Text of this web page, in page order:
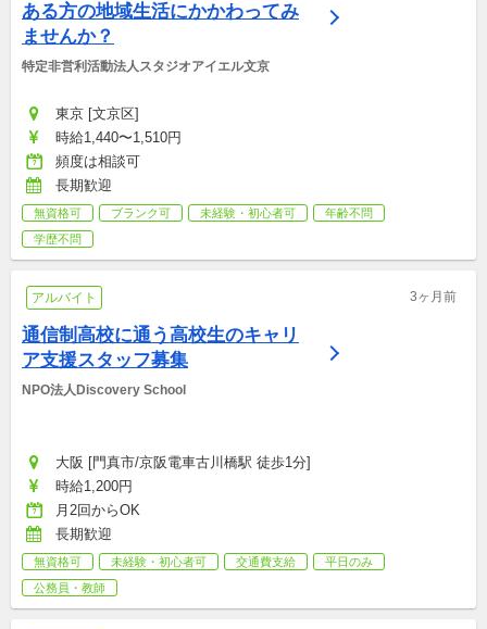
ある方の地域生活にかかわってみ
ませんか？
特定非営利活動法人スタジオアイエル文京
東京 [文京区]
時給1,440〜1,510円
頻度は相談可
長期歓迎
無資格可 ブランク可 未経験・初心者可
年齢不問
学歴不問
アルバイト 3ヶ月前
通信制高校に通う高校生のキャリ
ア支援スタッフ募集
NPO法人Discovery School
大阪 [門真市/京阪電車古川橋駅 徒歩1分]
時給1,200円
月2回からOK
長期歓迎
無資格可 未経験・初心者可 交通費支給
平日のみ
公務員・教師